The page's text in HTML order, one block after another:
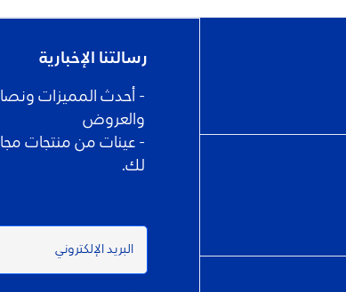
رسالتنا الإخبارية
- أحدث المميزات
والعروض
- عينات من منتجات
لك.
البريد الإلكتروني